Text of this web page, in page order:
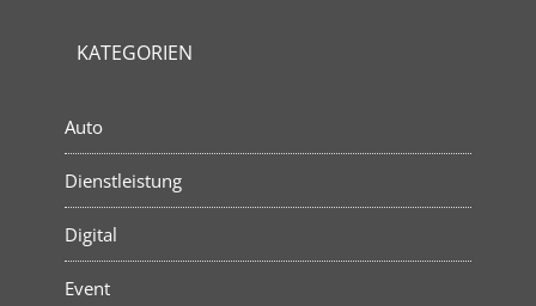
KATEGORIEN
Auto
Dienstleistung
Digital
Event